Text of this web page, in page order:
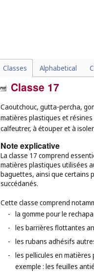
Classes Alphabetical
Classe 17
Caoutchouc, gutta-percha,
matières plastiques et
calfeutrer, à étouper et à
Note explicative
La classe 17 comprend
matières plastiques utilisées
baguettes, ainsi que certains
succédanés.
Cette classe comprend
- la gomme pour le
- les barrières flottantes
- les rubans adhésifs
- les pellicules en
exemple : les feuilles